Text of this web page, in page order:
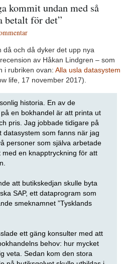
kommit undan med så
betalt för det”
då och då dyker det upp nya
av Håkan Lindgren – som
i rubriken ovan: Alla usla datasystem
life, 17 november 2017).
historia. En av de
en bokhandel är att printa ut
pris. Jag jobbade tidigare på
datasystem som fanns när jag
personer som själva arbetade
en knapptryckning för att
att butikskedjan skulle byta
SAP, ett dataprogram som
smeknamnet ”Tysklands
ett gäng konsulter med att
behov: hur mycket
veta. Sedan kom den stora